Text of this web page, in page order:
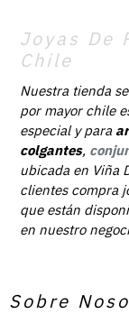
Joyas De
Chile
Nuestra tienda
por mayor chile
especial y para
colgantes,
ubicada en Viña
clientes compra
que están
en nuestro
Sobre